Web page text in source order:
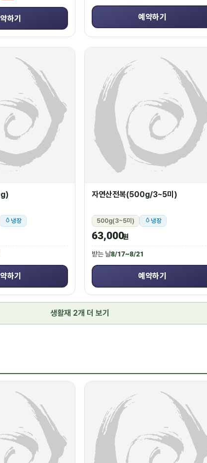
하기 예약하기
냉장
하기
자연산전복(500g/3~5미)
500g(3~5미) 냉장
63,000원
받는 날8/17~8/21
예약하기
생활재 2개 더 보기